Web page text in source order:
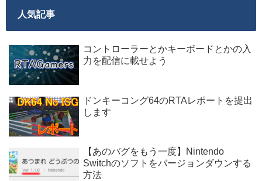
人気記事
コントローラーとかキーボードとかの入
力を配信に載せよう
ドンキーコング64のRTAレポートを提出
します
【あのバグをもう一度】Nintendo
Switchのソフトをバージョンダウンする
方法